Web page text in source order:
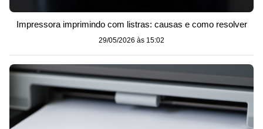
Impressora imprimindo com listras: causas e como resolver
29/05/2026 às 15:02